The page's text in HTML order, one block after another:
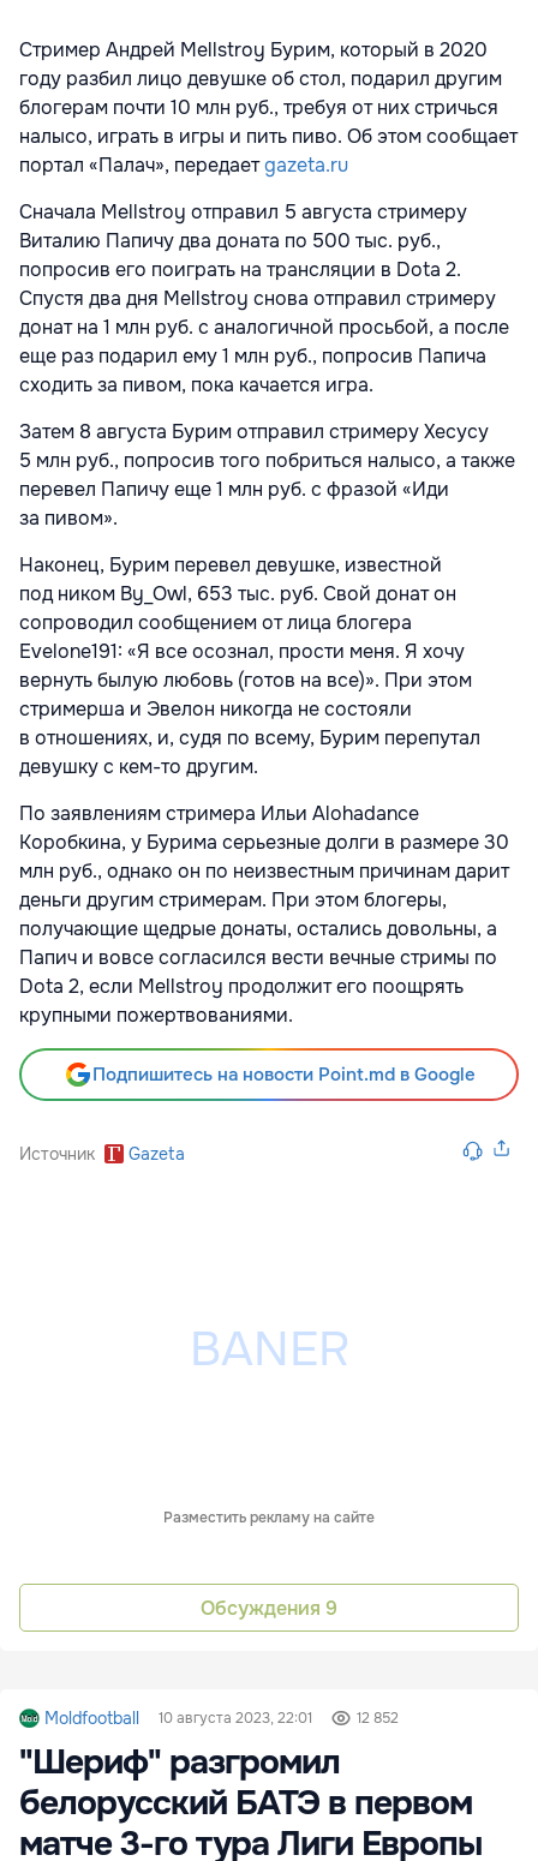
Стример Андрей Mellstroy Бурим, который в 2020
году разбил лицо девушке об стол, подарил другим
блогерам почти 10 млн руб., требуя от них стричься
налысо, играть в игры и пить пиво. Об этом сообщает
портал «Палач», передаетgazeta.ru
Сначала Mellstroy отправил 5 августа стримеру
Виталию Папичу два доната по 500 тыс. руб.,
попросив его поиграть на трансляции в Dota 2.
Спустя два дня Mellstroy снова отправил стримеру
донат на 1 млн руб. с аналогичной просьбой, а после
еще раз подарил ему 1 млн руб., попросив Папича
сходить за пивом, пока качается игра.
Затем 8 августа Бурим отправил стримеру Хесусу
5 млн руб., попросив того побриться налысо, а также
перевел Папичу еще 1 млн руб. с фразой «Иди
за пивом».
Наконец, Бурим перевел девушке, известной
под ником By_Owl, 653 тыс. руб. Свой донат он
сопроводил сообщением от лица блогера
Evelone191: «Я все осознал, прости меня. Я хочу
вернуть былую любовь (готов на все)». При этом
стримерша и Эвелон никогда не состояли
в отношениях, и, судя по всему, Бурим перепутал
девушку с кем-то другим.
По заявлениям стримера Ильи Alohadance
Коробкина, у Бурима серьезные долги в размере 30
млн руб., однако он по неизвестным причинам дарит
деньги другим стримерам. При этом блогеры,
получающие щедрые донаты, остались довольны, а
Папич и вовсе согласился вести вечные стримы по
Dota 2, если Mellstroy продолжит его поощрять
крупными пожертвованиями.
Подпишитесь на новости Point.md в Google
Источник Gazeta
Разместить рекламу на сайте
Обсуждения 9
Moldfootball 10 августа 2023, 22:01 12 852
"Шериф" разгромил
белорусский БАТЭ в первом
матче 3-го тура Лиги Европы